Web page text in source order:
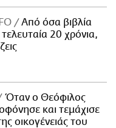
Από όσα βιβλία
20 χρόνια,
Όταν ο Θεόφιλος
και τεμάχισε
οικογένειάς του